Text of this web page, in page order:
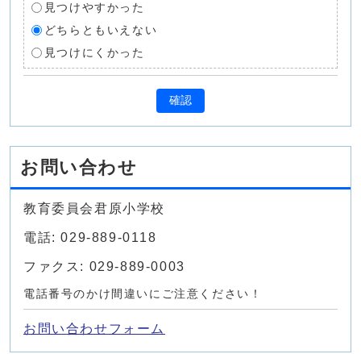
見つけやすかった
どちらともいえない
見つけにくかった
確認
お問い合わせ
教育委員会君原小学校
電話: 029-889-0118
ファクス: 029-889-0003
電話番号のかけ間違いにご注意ください！
お問い合わせフォーム